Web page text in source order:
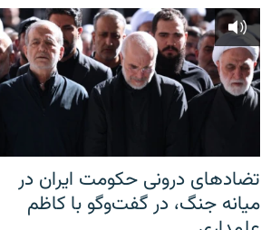
تضادهای درونی حکومت ایران در
میانه جنگ، در گفت‌‌وگو با کاظم